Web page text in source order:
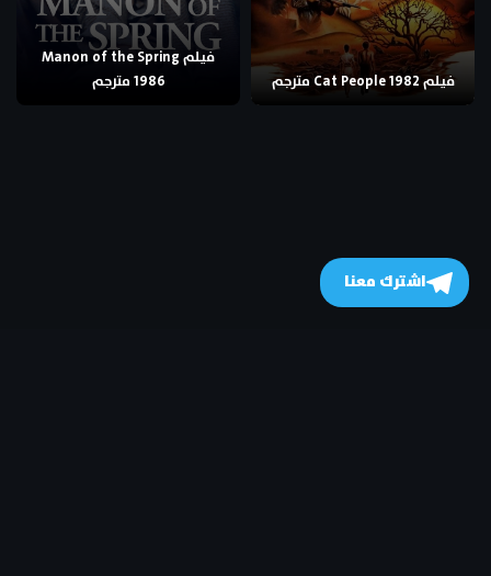
فيلم Cat People 1982 مترجم
فيلم Manon of the Spring
1986 مترجم
اشترك معنا